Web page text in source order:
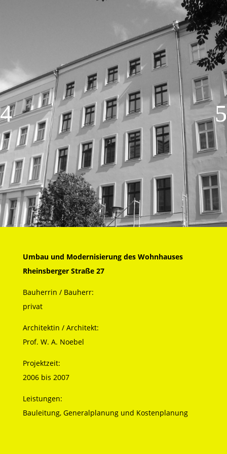
Umbau und Modernisierung des Wohnhauses
Rheinsberger Straße 27
Bauherrin / Bauherr:
privat
Architektin / Architekt:
Prof. W. A. Noebel
Projektzeit:
2006 bis 2007
Leistungen:
Bauleitung, Generalplanung und Kostenplanung